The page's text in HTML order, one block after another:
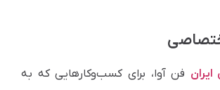
فن آوا، برای کسب‌وکارهایی که به